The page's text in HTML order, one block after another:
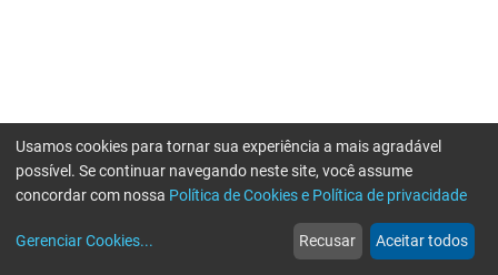
web
Notícias
more_horiz
Mais
Usamos cookies para tornar sua experiência a mais agradável
possível. Se continuar navegando neste site, você assume
concordar com nossa Política de Cookies e Política de privacidade
Gerenciar Cookies... Recusar Aceitar todos
Erro ao enviar informações, por favor tente novamente